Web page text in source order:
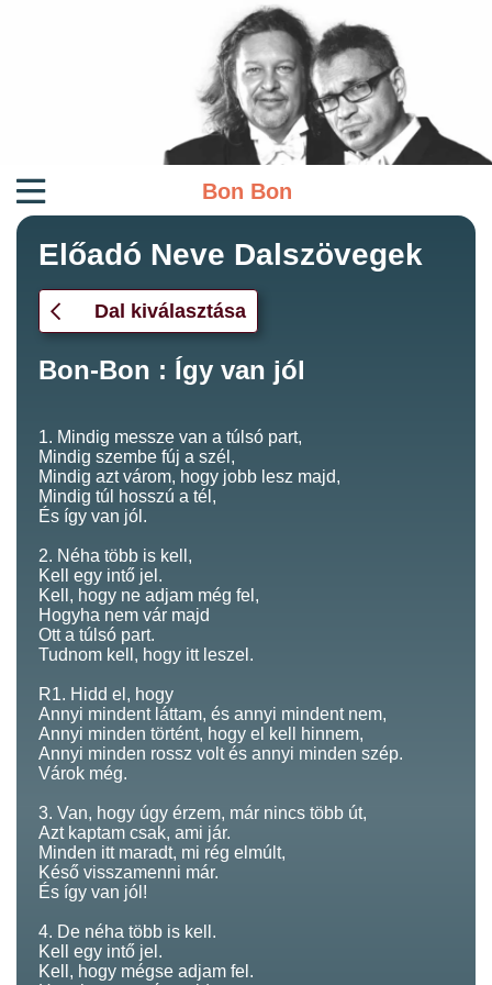
Bon Bon
Előadó Neve Dalszövegek
Dal kiválasztása
Bon-Bon : Így van jól
1. Mindig messze van a túlsó part,
Mindig szembe fúj a szél,
Mindig azt várom, hogy jobb lesz majd,
Mindig túl hosszú a tél,
És így van jól.
2. Néha több is kell,
Kell egy intő jel.
Kell, hogy ne adjam még fel,
Hogyha nem vár majd
Ott a túlsó part.
Tudnom kell, hogy itt leszel.
R1. Hidd el, hogy
Annyi mindent láttam, és annyi mindent nem,
Annyi minden történt, hogy el kell hinnem,
Annyi minden rossz volt és annyi minden szép.
Várok még.
3. Van, hogy úgy érzem, már nincs több út,
Azt kaptam csak, ami jár.
Minden itt maradt, mi rég elmúlt,
Késő visszamenni már.
És így van jól!
4. De néha több is kell.
Kell egy intő jel.
Kell, hogy mégse adjam fel.